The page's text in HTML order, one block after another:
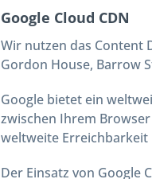
Google Cloud CDN
Wir nutzen das Content
Gordon House, Barrow
Google bietet ein
zwischen Ihrem
weltweite
Der Einsatz von Google